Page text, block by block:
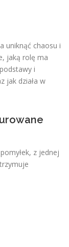
uniknąć chaosu i
jaką rolę ma
i
jak działa w
z jednej